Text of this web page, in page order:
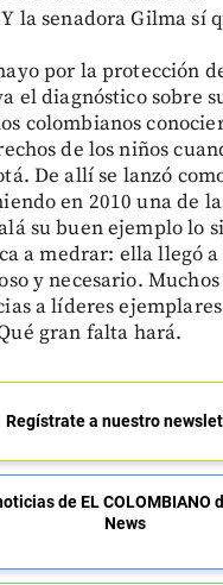
la senadora Gilma sí
por la protección
el diagnóstico sobre
colombianos
de los niños
De allí se lanzó
en 2010 una de
su buen ejemplo lo
a medrar: ella llegó
y necesario. Muchos
a líderes
gran falta hará.
Regístrate a nuestro
de EL COLOMBIANO
News